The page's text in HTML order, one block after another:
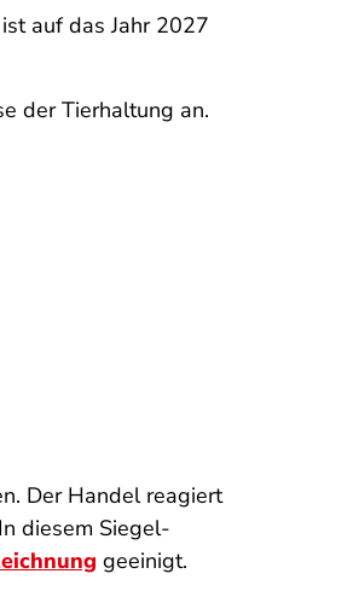
auf das Jahr 2027
der Tierhaltung an.
Der Handel reagiert
diesem Siegel-
geeinigt.